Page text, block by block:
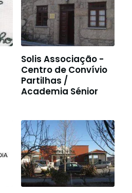
Solis Associação -
Centro de Convívio
Partilhas /
Academia Sénior